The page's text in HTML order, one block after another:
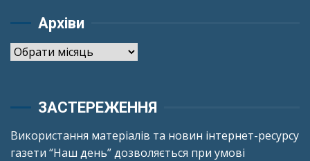
Архіви
Архіви
ЗАСТЕРЕЖЕННЯ
Використання матеріалів та новин інтернет-ресурсу
газети “Наш день” дозволяється при умові